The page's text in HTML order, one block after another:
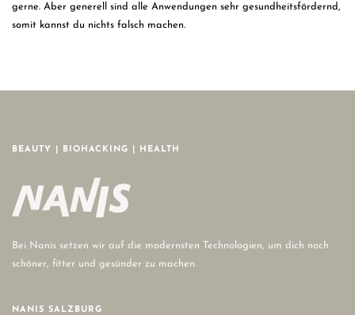
gerne. Aber generell sind alle Anwendungen sehr gesundheitsfördernd,
somit kannst du nichts falsch machen.
BEAUTY | BIOHACKING | HEALTH
Bei Nanis setzen wir auf die modernsten Technologien, um dich noch
schöner, fitter und gesünder zu machen.
NANIS SALZBURG